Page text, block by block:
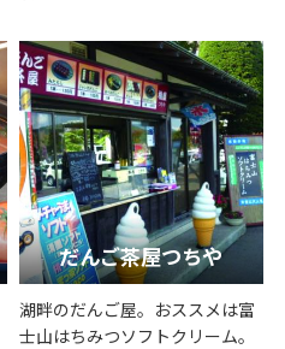
だんご茶屋つちや
湖畔のだんご屋。おススメは富
士山はちみつソフトクリーム。